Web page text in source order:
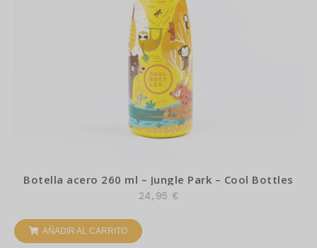
Botella acero 260 ml – Jungle Park – Cool Bottles
24,95 €
AÑADIR AL CARRITO